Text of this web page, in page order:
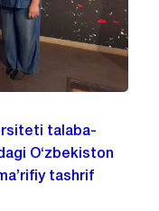
talaba-
O‘zbekiston
tashrif